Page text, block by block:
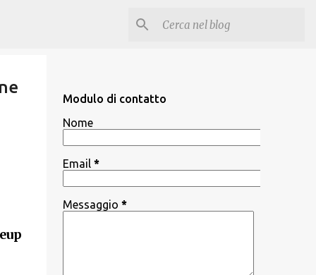
Modulo di contatto
Nome
Email *
Messaggio *